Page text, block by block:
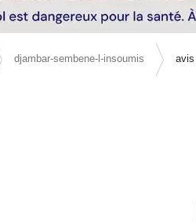
djambar-sembene-l-insoumis avis